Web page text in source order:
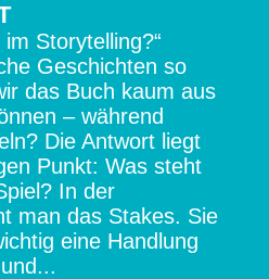
Storytelling?“
Geschichten so
das Buch kaum aus
– während
Die Antwort liegt
Punkt: Was steht
In der
man das Stakes. Sie
eine Handlung